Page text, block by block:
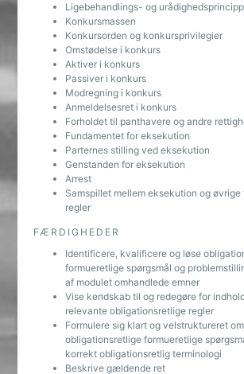
Ligebehandlings- og
Konkursmassen
Konkursorden og konkursprivilegier
Omstødelse i konkurs
Aktiver i konkurs
Passiver i konkurs
Modregning i konkurs
Anmeldelsesret i konkurs
Forholdet til panthavere og andre
Fundamentet for eksekution
Parternes stilling ved eksekution
Genstanden for eksekution
Arrest
Samspillet mellem eksekution og
regler
FÆRDIGHEDER
Identificere, kvalificere og løse
formueretlige spørgsmål og
af modulet omhandlede emner
Vise kendskab til og redegøre for
relevante obligationsretlige regler
Formulere sig klart og velstruktureret om
obligationsretlige formueretlige
korrekt obligationsretlig terminologi
Beskrive gældende ret